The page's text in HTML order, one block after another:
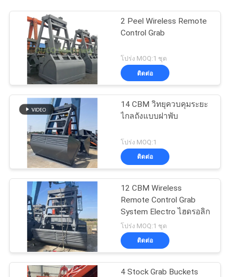
2 Peel Wireless Remote
Control Grab
โปร่ง MOQ:1 ชุด
ติดต่อ
14 CBM วิทยุควบคุมระยะ
ไกลถังแบบฝาพับ
โปร่ง MOQ:1
ติดต่อ
12 CBM Wireless
Remote Control Grab
System Electro ไฮดรอลิก
โปร่ง MOQ:1 ชุด
ติดต่อ
4 Stock Grab Buckets